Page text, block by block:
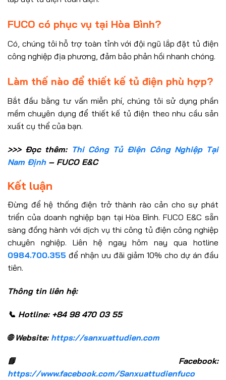
FUCO có phục vụ tại Hòa Bình?
Có, chúng tôi hỗ trợ toàn tỉnh với đội ngũ lắp đặt tủ điện
công nghiệp địa phương, đảm bảo phản hồi nhanh chóng.
Làm thế nào để thiết kế tủ điện phù hợp?
Bắt đầu bằng tư vấn miễn phí, chúng tôi sử dụng phần
mềm chuyên dụng để thiết kế tủ điện theo nhu cầu sản
xuất cụ thể của bạn.
>>> Đọc thêm: Thi Công Tủ Điện Công Nghiệp Tại
Nam Định– FUCO E&C
Kết luận
Đừng để hệ thống điện trở thành rào cản cho sự phát
triển của doanh nghiệp bạn tại Hòa Bình. FUCO E&C sẵn
sàng đồng hành với dịch vụ thi công tủ điện công nghiệp
chuyên nghiệp. Liên hệ ngay hôm nay qua hotline
0984.700.355 để nhận ưu đãi giảm 10% cho dự án đầu
tiên.
Thông tin liên hệ:
📞 Hotline: +84 98 470 03 55
🌐 Website: https://sanxuattudien.com
📘 Facebook:
https://www.facebook.com/Sanxuattudienfuco